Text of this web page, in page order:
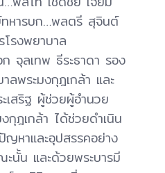
ทหารบก…พลตรี สุจินต์
รงพยาบาล
จุลเทพ ธีระธาดา รอง
ลพระมงกุฎเกล้า และ
เสริฐ ผู้ช่วยผู้อำนวย
กุฎเกล้า ได้ช่วยดำเนิน
ญหาและอุปสรรคอย่าง
นั้น และด้วยพระบารมี